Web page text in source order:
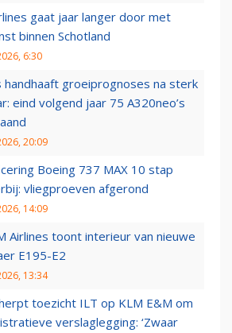
gaat jaar langer door met
binnen Schotland
6:30
handhaaft groeiprognoses na sterk
eind volgend jaar 75 A320neo’s
20:09
Boeing 737 MAX 10 stap
vliegproeven afgerond
14:09
Airlines toont interieur van nieuwe
E195-E2
13:34
toezicht ILT op KLM E&M om
verslaglegging: ‘Zwaar